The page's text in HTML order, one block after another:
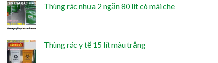
Thùng rác nhựa 2 ngăn 80 lít có mái che
Thùng rác y tế 15 lít màu trắng